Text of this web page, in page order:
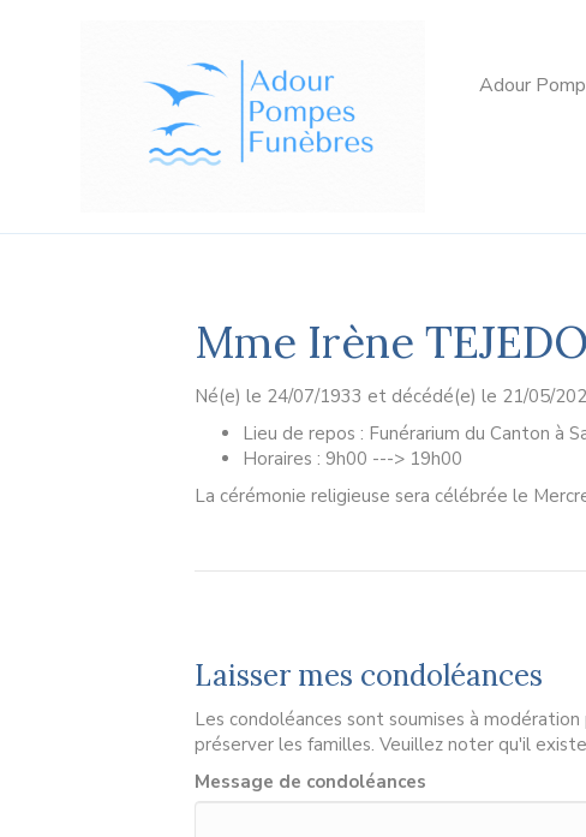
Adour
Mme Irène
Né(e) le 24/07/1933 et décédé(e) le 21/05/
Lieu de repos : Funérarium du Canton à
Horaires : 9h00 ---> 19h00
La cérémonie religieuse sera célébrée le
Laisser mes condoléances
Les condoléances sont soumises à
préserver les familles. Veuillez noter qu'il
Message de condoléances